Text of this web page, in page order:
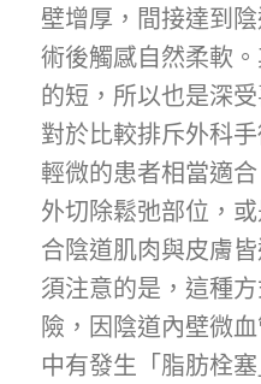
壁增厚，間接達到
術後觸感自然柔軟
的短，所以也是深
對於比較排斥外科
輕微的患者相當適
外切除鬆弛部位，
合陰道肌肉與皮膚
須注意的是，這種
險，因陰道內壁微
中有發生「脂肪栓